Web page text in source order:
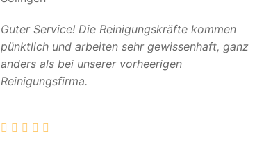
Guter Service! Die Reinigungskräfte kommen
pünktlich und arbeiten sehr gewissenhaft, ganz
anders als bei unserer vorheerigen
Reinigungsfirma.